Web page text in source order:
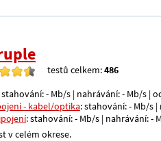
testů celkem:486
stahování: - Mb/s | nahrávání: - Mb/s |
- kabel/optika: stahování: - Mb/s
: stahování: - Mb/s | nahrávání: -
v celém okrese.